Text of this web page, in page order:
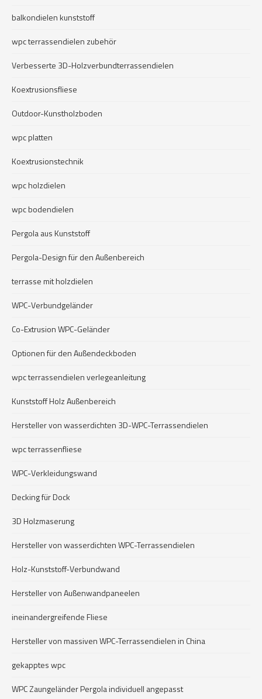
balkondielen kunststoff
wpc terrassendielen zubehör
Verbesserte 3D-Holzverbundterrassendielen
Koextrusionsfliese
Outdoor-Kunstholzboden
wpc platten
Koextrusionstechnik
wpc holzdielen
wpc bodendielen
Pergola aus Kunststoff
Pergola-Design für den Außenbereich
terrasse mit holzdielen
WPC-Verbundgeländer
Co-Extrusion WPC-Geländer
Optionen für den Außendeckboden
wpc terrassendielen verlegeanleitung
Kunststoff Holz Außenbereich
Hersteller von wasserdichten 3D-WPC-Terrassendielen
wpc terrassenfliese
WPC-Verkleidungswand
Decking für Dock
3D Holzmaserung
Hersteller von wasserdichten WPC-Terrassendielen
Holz-Kunststoff-Verbundwand
Hersteller von Außenwandpaneelen
ineinandergreifende Fliese
Hersteller von massiven WPC-Terrassendielen in China
gekapptes wpc
WPC Zaungeländer Pergola individuell angepasst